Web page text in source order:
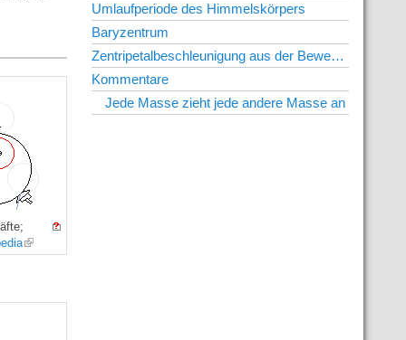
Umlaufperiode des Himmelskörpers
Baryzentrum
Zentripetalbeschleunigung aus der Bewegungsgleichung
Kommentare
Jede Masse zieht jede andere Masse an